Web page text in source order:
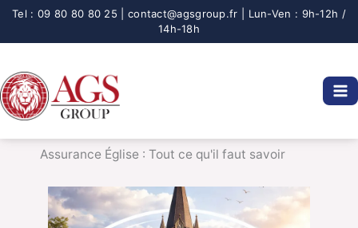
Aller
Assurance Église : Tout ce qu'il faut savoir